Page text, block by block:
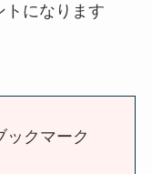
トになります
ックマーク